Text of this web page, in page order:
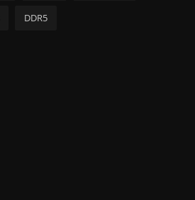
DDR5